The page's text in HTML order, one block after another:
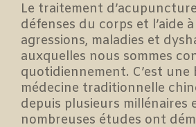
Le traitement
défenses du corps et l’aide
agressions, maladies et
auxquelles nous sommes
quotidiennement. C’est une
médecine traditionnelle
depuis plusieurs millénaires
nombreuses études ont